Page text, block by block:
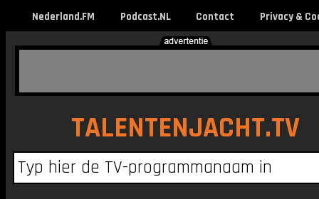
Nederland.FM Podcast.NL Contact Privacy &
TALENTENJACHT.TV